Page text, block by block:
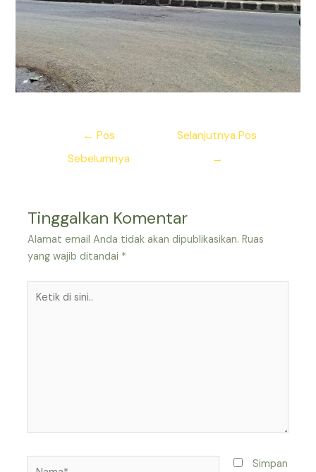
← Pos
Sebelumnya
Selanjutnya Pos
→
Tinggalkan Komentar
Alamat email Anda tidak akan dipublikasikan. Ruas
yang wajib ditandai *
Simpan